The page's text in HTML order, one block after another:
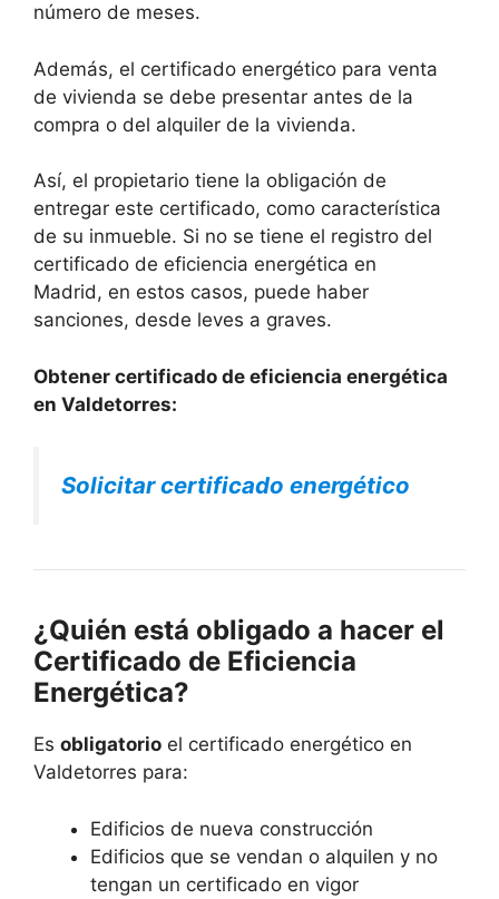
número de meses.
Además, el certificado energético para venta
de vivienda se debe presentar antes de la
compra o del alquiler de la vivienda.
Así, el propietario tiene la obligación de
entregar este certificado, como característica
de su inmueble. Si no se tiene el registro del
certificado de eficiencia energética en
Madrid, en estos casos, puede haber
sanciones, desde leves a graves.
Obtener certificado de eficiencia energética
en Valdetorres:
Solicitar certificado energético
¿Quién está obligado a hacer el
Certificado de Eficiencia
Energética?
Es obligatorio el certificado energético en
Valdetorres para:
Edificios de nueva construcción
Edificios que se vendan o alquilen y no
tengan un certificado en vigor